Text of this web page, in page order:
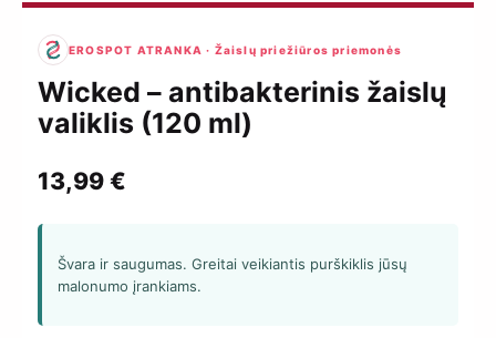
EROSPOT ATRANKA · Žaislų priežiūros priemonės
Wicked – antibakterinis žaislų
valiklis (120 ml)
13,99€
Švara ir saugumas. Greitai veikiantis purškiklis jūsų
malonumo įrankiams.